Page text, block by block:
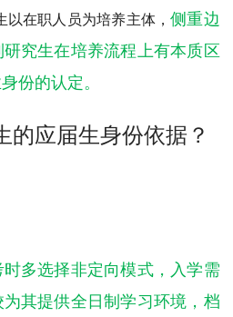
政策 学制学费
报名流程
生简章
以在职人员为培养主体，侧重边
究生在培养流程上有本质区
份的认定。
的应届生身份依据？
多选择非定向模式，入学需
其提供全日制学习环境，档